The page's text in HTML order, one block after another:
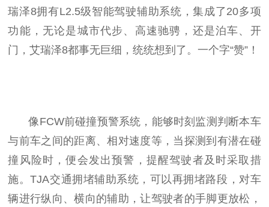
瑞泽8拥有L2.5级智能驾驶辅助系统，集成了20多项
功能，无论是城市代步、高速驰骋，还是泊车、开
门，艾瑞泽8都事无巨细，统统想到了。一个字“赞”！
像FCW前碰撞预警系统，能够时刻监测判断本车
与前车之间的距离、相对速度等，当探测到有潜在碰
撞风险时，便会发出预警，提醒驾驶者及时采取措
施。TJA交通拥堵辅助系统，可以再拥堵路段，对车
辆进行纵向、横向的辅助，让驾驶者的手脚更放松，